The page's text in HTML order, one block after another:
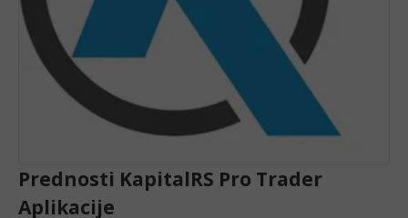
Prednosti KapitalRS Pro Trader
Aplikacije